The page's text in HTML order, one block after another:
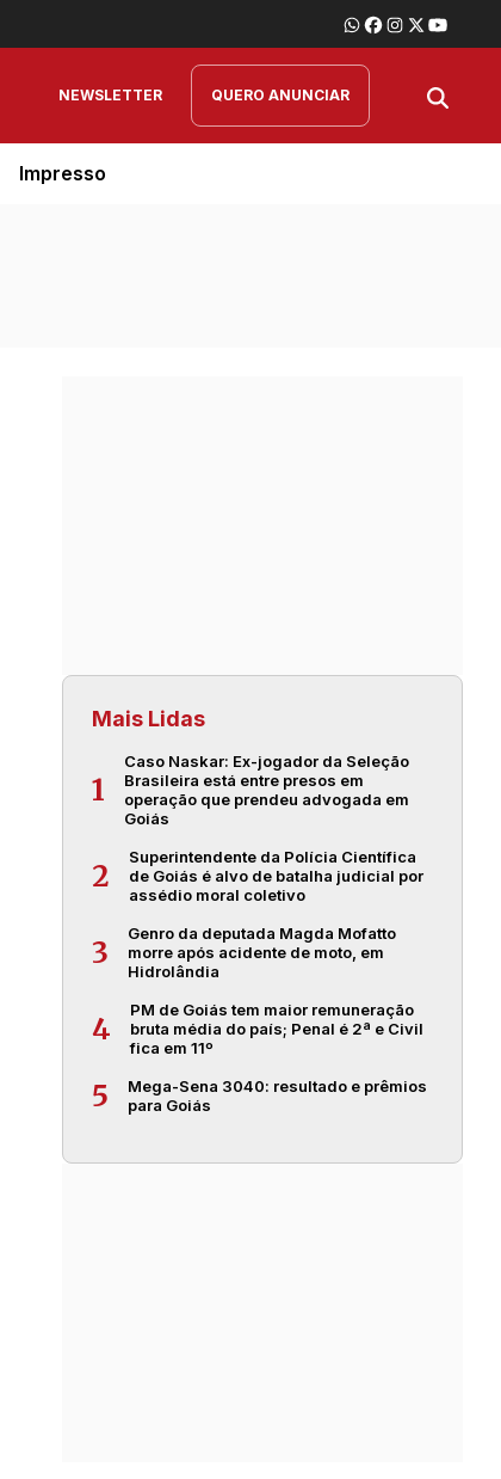
NEWSLETTER QUERO ANUNCIAR
Impresso
Mais Lidas
1
Caso Naskar: Ex-jogador da Seleção
Brasileira está entre presos em
operação que prendeu advogada em
Goiás
2
Superintendente da Polícia Científica
de Goiás é alvo de batalha judicial por
assédio moral coletivo
3
Genro da deputada Magda Mofatto
morre após acidente de moto, em
Hidrolândia
4
PM de Goiás tem maior remuneração
bruta média do país; Penal é 2ª e Civil
fica em 11º
5
Mega-Sena 3040: resultado e prêmios
para Goiás